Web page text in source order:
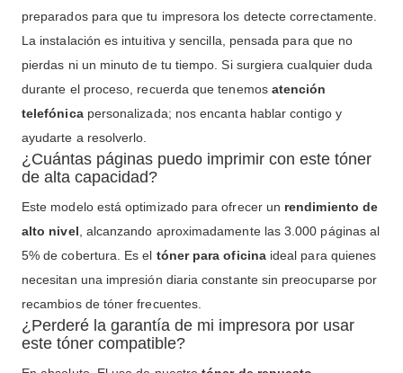
preparados para que tu impresora los detecte correctamente.
La instalación es intuitiva y sencilla, pensada para que no
pierdas ni un minuto de tu tiempo. Si surgiera cualquier duda
durante el proceso, recuerda que tenemos atención
telefónicapersonalizada; nos encanta hablar contigo y
ayudarte a resolverlo.
¿Cuántas páginas puedo imprimir con este tóner
de alta capacidad?
Este modelo está optimizado para ofrecer un rendimiento de
alto nivel , alcanzando aproximadamente las 3.000 páginas al
5% de cobertura. Es el tóner para oficinaideal para quienes
necesitan una impresión diaria constante sin preocuparse por
recambios de tóner frecuentes.
¿Perderé la garantía de mi impresora por usar
este tóner compatible?